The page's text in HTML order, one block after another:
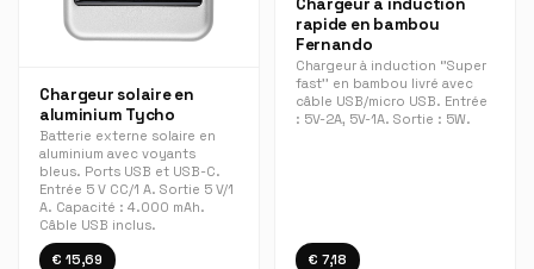
Chargeur solaire en
aluminium Tycho
Batterie externe solaire en
aluminium avec voyants
bleus. Ports USB et USB-C.
Entrée 5 V CC/1 A. Sortie 5 V/1
A. Capacité : 4.000 mAh.
Câble USB inclus.
€ 15,69
rapide en bambou
Fernando
Chargeur à induction ‘’Super
fast’’ en bambou livré avec
câble USB/micro USB. Entrée
: 5V-2A, 5V-1A. Sortie : 5W.
€ 7,18